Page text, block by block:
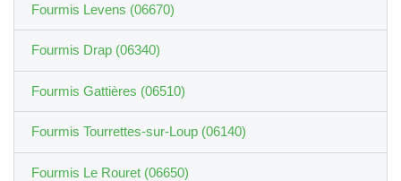
Fourmis Levens (06670)
Fourmis Drap (06340)
Fourmis Gattières (06510)
Fourmis Tourrettes-sur-Loup (06140)
Fourmis Le Rouret (06650)